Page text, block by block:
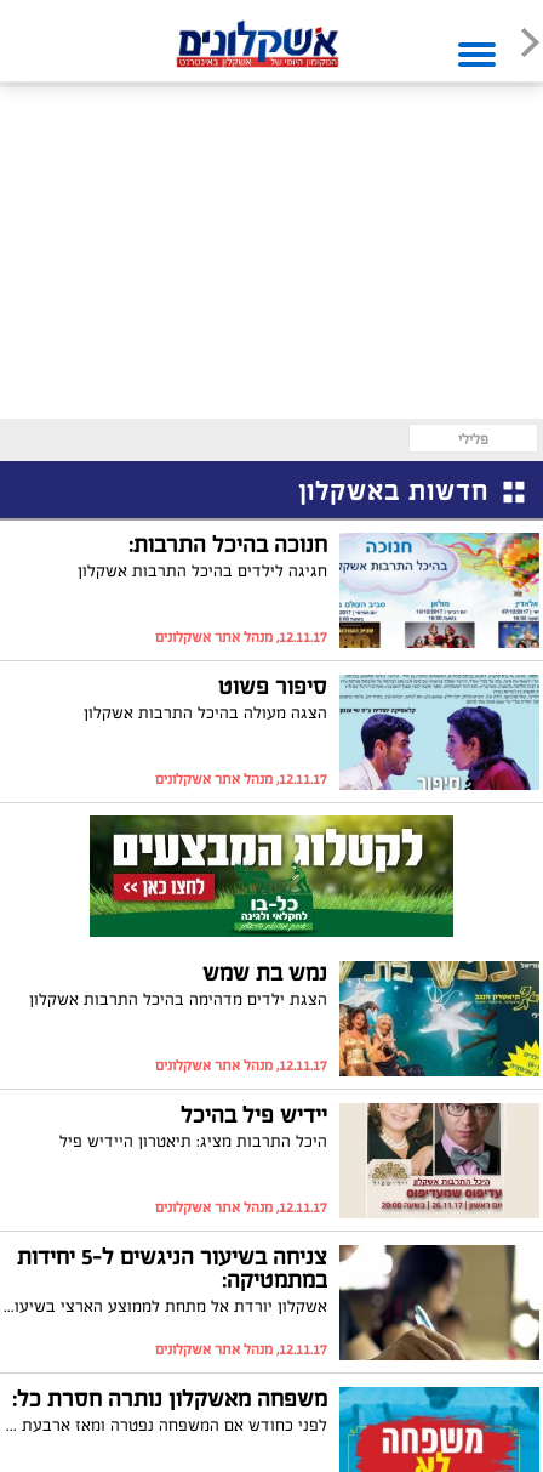
פלילי
חדשות באשקלון
חנוכה בהיכל התרבות:
חגיגה לילדים בהיכל התרבות אשקלון
12.11.17, מנהל אתר אשקלונים
סיפור פשוט
הצגה מעולה בהיכל התרבות אשקלון
12.11.17, מנהל אתר אשקלונים
נמש בת שמש
הצגת ילדים מדהימה בהיכל התרבות אשקלון
12.11.17, מנהל אתר אשקלונים
יידיש פיל בהיכל
היכל התרבות מציג: תיאטרון היידיש פיל
12.11.17, מנהל אתר אשקלונים
צניחה בשיעור הניגשים ל-5 יחידות
במתמטיקה:
אשקלון יורדת אל מתחת לממוצע הארצי בשיעור הניגשים לבגרות 5 יחידות במתמטיקה: כך על פי נתוני "מפת המצוינות של ישראל", העיר אשקלון ירדה ב-20% בשיעור הניגשים לבגרות וצללה אל מתחת לממוצע הארצי
12.11.17, מנהל אתר אשקלונים
משפחה מאשקלון נותרה חסרת כל:
לפני כחודש אם המשפחה נפטרה ומאז ארבעת ילדיה נותרו חסרי משענת כלכלית ונפשית. תושבי העיר פתחו במבצע מיוחד בכדי לסייע לילדים ולאביהם הנכה שאינו יכול לדאוג להם כלכלית